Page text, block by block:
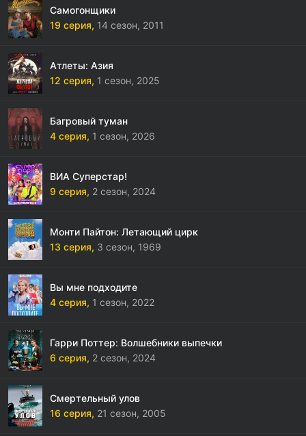
Самогонщики
19 серия, 14 сезон, 2011
Атлеты: Азия
12 серия, 1 сезон, 2025
Багровый туман
4 серия, 1 сезон, 2026
ВИА Суперстар!
9 серия, 2 сезон, 2024
Монти Пайтон: Летающий цирк
13 серия, 3 сезон, 1969
Вы мне подходите
4 серия, 1 сезон, 2022
Гарри Поттер: Волшебники выпечки
6 серия, 2 сезон, 2024
Смертельный улов
16 серия, 21 сезон, 2005